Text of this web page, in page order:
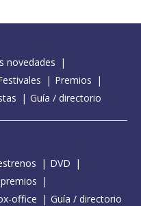
novedades
Premios
Guía / directorio
DVD
office Guía / directorio